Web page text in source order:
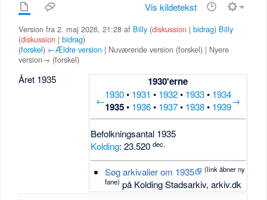
Vis kildetekst
Version fra 2. maj 2026, 21:28 af Billy (diskussion |bidrag) Billy
(diskussion |bidrag)
(forskel) ←Ældre version | Nuværende version (forskel) | Nyere
version→ (forskel)
1930'erne
←
1930• 1931 • 1932• 1933• 1934
1935• 1936• 1937• 1938• 1939→
Befolkningsantal 1935
Kolding: 23.520 dec.
Søg arkivalier om 1935
(link åbner ny
fane) på Kolding Stadsarkiv, arkiv.dk
Året 1935